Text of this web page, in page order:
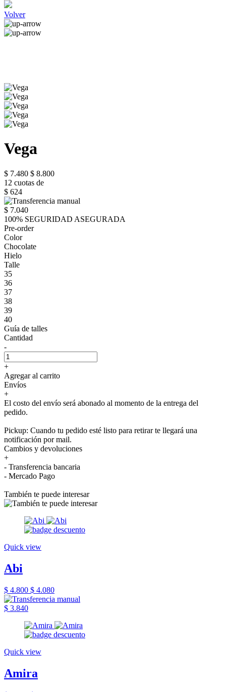
Volver
Vega
$ 7.480 $ 8.800
12 cuotas de
$ 624
$ 7.040
100% SEGURIDAD ASEGURADA
Pre-order
Color
Chocolate
Hielo
Talle
35
36
37
38
39
40
Guía de talles
Cantidad
-
+
Agregar al carrito
Envíos
+
El costo del envío será abonado al momento de la entrega del
pedido.
Pickup: Cuando tu pedido esté listo para retirar te llegará una
notificación por mail.
Cambios y devoluciones
+
- Transferencia bancaria
- Mercado Pago
También te puede interesar
Quick view
Abi
$ 4.800 $ 4.080
$ 3.840
Quick view
Amira